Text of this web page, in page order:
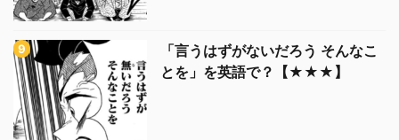
「言うはずがないだろう そんなこ
とを」を英語で？【★★★】